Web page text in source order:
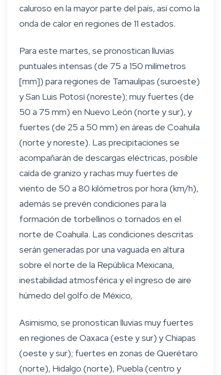
caluroso en la mayor parte del país, así como la
onda de calor en regiones de 11 estados.
Para este martes, se pronostican lluvias
puntuales intensas (de 75 a 150 milímetros
[mm]) para regiones de Tamaulipas (suroeste)
y San Luis Potosí (noreste); muy fuertes (de
50 a 75 mm) en Nuevo León (norte y sur), y
fuertes (de 25 a 50 mm) en áreas de Coahuila
(norte y noreste). Las precipitaciones se
acompañarán de descargas eléctricas, posible
caída de granizo y rachas muy fuertes de
viento de 50 a 80 kilómetros por hora (km/h),
además se prevén condiciones para la
formación de torbellinos o tornados en el
norte de Coahuila. Las condiciones descritas
serán generadas por una vaguada en altura
sobre el norte de la República Mexicana,
inestabilidad atmosférica y el ingreso de aire
húmedo del golfo de México,
Asimismo, se pronostican lluvias muy fuertes
en regiones de Oaxaca (este y sur) y Chiapas
(oeste y sur); fuertes en zonas de Querétaro
(norte), Hidalgo (norte), Puebla (centro y